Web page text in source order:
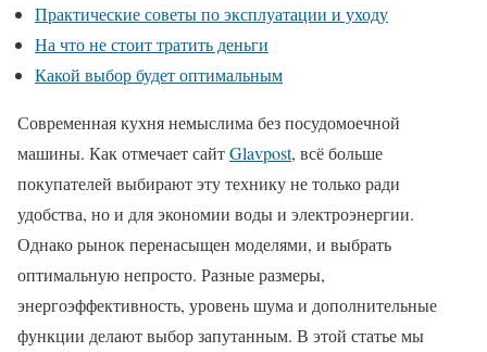
Практические советы по эксплуатации и уходу
На что не стоит тратить деньги
Какой выбор будет оптимальным
Современная кухня немыслима без посудомоечной
машины. Как отмечает сайтGlavpost, всё больше
покупателей выбирают эту технику не только ради
удобства, но и для экономии воды и электроэнергии.
Однако рынок перенасыщен моделями, и выбрать
оптимальную непросто. Разные размеры,
энергоэффективность, уровень шума и дополнительные
функции делают выбор запутанным. В этой статье мы